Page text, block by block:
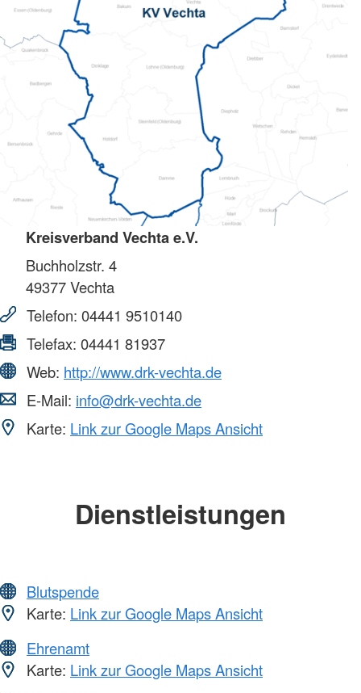
Kreisverband Vechta e.V.
Buchholzstr. 4
49377Vechta
Telefon: 04441 9510140
Telefax: 04441 81937
Web: http://www.drk-vechta.de
E-Mail: info@drk-vechta.de
Karte: Link zur Google Maps Ansicht
Dienstleistungen
Blutspende
Karte: Link zur Google Maps Ansicht
Ehrenamt
Karte: Link zur Google Maps Ansicht